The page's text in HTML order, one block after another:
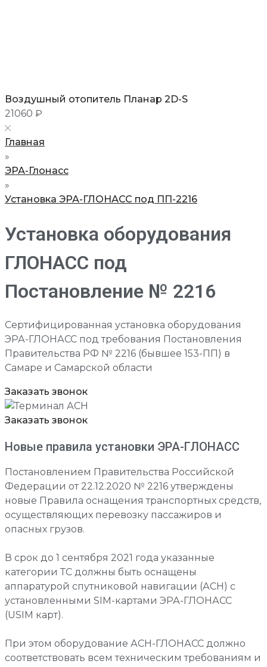
Воздушный отопитель Планар 2D-S
21060 ₽
Главная
»
ЭРА-Глонасс
»
Установка ЭРА-ГЛОНАСС под ПП-2216
Установка оборудования
ГЛОНАСС под
Постановление № 2216
Сертифицированная установка оборудования
ЭРА-ГЛОНАСС под требования Постановления
Правительства РФ № 2216 (бывшее 153-ПП) в
Самаре и Самарской области
Заказать звонок
Заказать звонок
Новые правила установки ЭРА-ГЛОНАСС
Постановлением Правительства Российской
Федерации от 22.12.2020 № 2216 утверждены
новые Правила оснащения транспортных средств,
осуществляющих перевозку пассажиров и
опасных грузов.
В срок до 1 сентября 2021 года указанные
категории ТС должны быть оснащены
аппаратурой спутниковой навигации (АСН) с
установленными SIM-картами ЭРА-ГЛОНАСС
(USIM карт).
При этом оборудование АСН-ГЛОНАСС должно
соответствовать всем техническим требованиям и